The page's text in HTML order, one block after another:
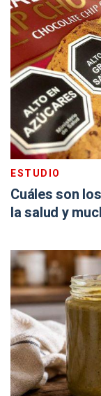
ESTUDIO
Cuáles son
la salud y